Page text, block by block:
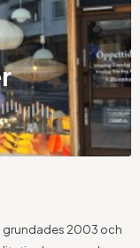
grundades 2003 och